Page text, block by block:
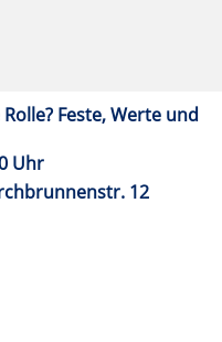
Feste, Werte und
Uhr
12